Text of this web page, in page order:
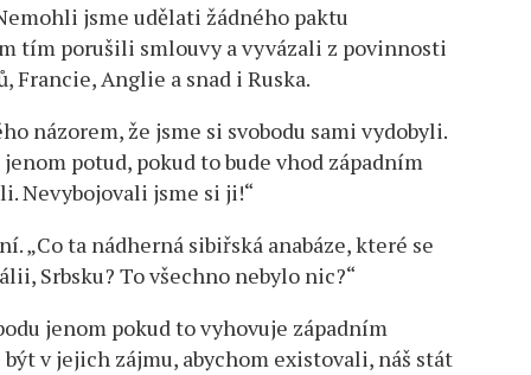
jsme udělati žádného paktu
tím porušili smlouvy a vyvázali z povinnosti
Francie, Anglie a snad i Ruska.
názorem, že jsme si svobodu sami vydobyli.
potud, pokud to bude vhod západním
Nevybojovali jsme si ji!“
„Co ta nádherná sibiřská anabáze, které se
Srbsku? To všechno nebylo nic?“
jenom pokud to vyhovuje západním
v jejich zájmu, abychom existovali, náš stát